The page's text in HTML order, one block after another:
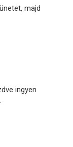
majd
ingyen